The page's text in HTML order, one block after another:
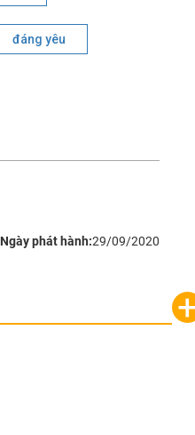
đáng yêu
Ngày phát hành:29/09/2020